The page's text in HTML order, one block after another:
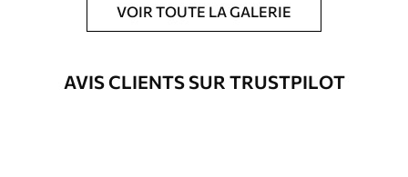
protecteur pour renforcer la durabilité
du tableau.
Matériaux disponibles
VOIR TOUTE LA GALERIE
AVIS CLIENTS SUR TRUSTPILOT